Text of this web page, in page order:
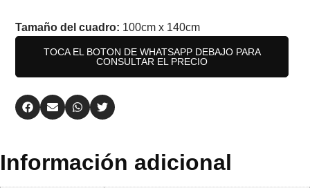
Tamaño del cuadro: 100cm x 140cm
TOCA EL BOTON DE WHATSAPP DEBAJO PARA
CONSULTAR EL PRECIO
Información adicional